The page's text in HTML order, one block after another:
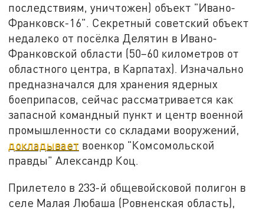
последствиям, уничтожен) объект "Ивано-
Франковск-16". Секретный советский объект
недалеко от посёлка Делятин в Ивано-
Франковской области (50–60 километров от
областного центра, в Карпатах). Изначально
предназначался для хранения ядерных
боеприпасов, сейчас рассматривается как
запасной командный пункт и центр военной
промышленности со складами вооружений,
докладывает военкор "Комсомольской
правды" Александр Коц.
Прилетело в 233-й общевойсковой полигон в
селе Малая Любаша (Ровненская область),